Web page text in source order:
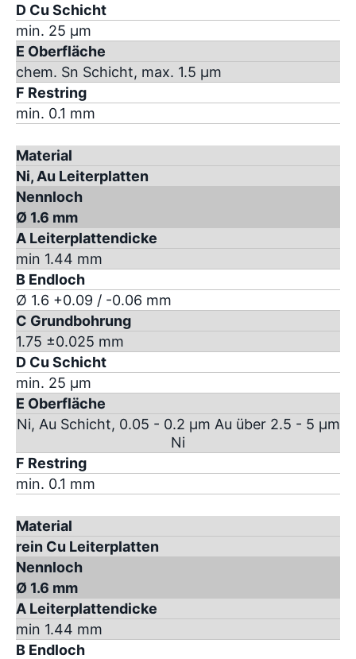
D Cu Schicht
min. 25 µm
E Oberfläche
chem. Sn Schicht, max. 1.5 µm
F Restring
min. 0.1 mm
Material
Ni, Au Leiterplatten
Nennloch
Ø 1.6 mm
A Leiterplattendicke
min 1.44 mm
B Endloch
Ø 1.6 +0.09 / -0.06 mm
C Grundbohrung
1.75 ±0.025 mm
D Cu Schicht
min. 25 µm
E Oberfläche
Ni, Au Schicht, 0.05 - 0.2 µm Au über 2.5 - 5 µm
Ni
F Restring
min. 0.1 mm
Material
rein Cu Leiterplatten
Nennloch
Ø 1.6 mm
A Leiterplattendicke
min 1.44 mm
B Endloch